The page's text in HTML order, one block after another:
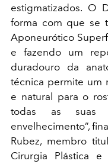
estigmatizados. O
forma com que se
Aponeurótico
e fazendo um
duradouro da
técnica permite um
e natural para o
todas as suas
envelhecimento”,
Rubez, membro
Cirurgia Plástica